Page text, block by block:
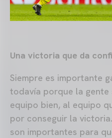
Una victoria que da
Siempre es importante
todavía porque la gente
equipo bien, al equipo
por conseguir la
son importantes para